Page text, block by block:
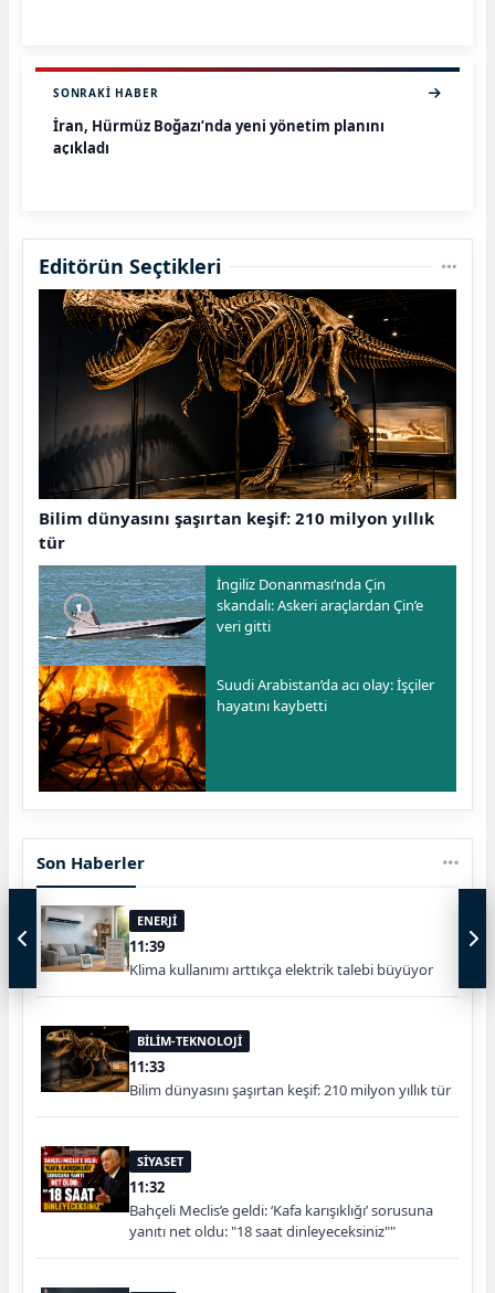
SONRAKI HABER
İran, Hürmüz Boğazı’nda yeni yönetim planını
açıkladı
Editörün Seçtikleri
Bilim dünyasını şaşırtan keşif: 210 milyon yıllık
tür
İngiliz Donanması’nda Çin
skandalı: Askeri araçlardan Çin’e
veri gitti
Suudi Arabistan’da acı olay: İşçiler
hayatını kaybetti
Son Haberler
ENERJİ
11:39
Klima kullanımı arttıkça elektrik talebi büyüyor
BİLİM-TEKNOLOJİ
11:33
Bilim dünyasını şaşırtan keşif: 210 milyon yıllık tür
SİYASET
11:32
Bahçeli Meclis’e geldi: ‘Kafa karışıklığı’ sorusuna
yanıtı net oldu: "18 saat dinleyeceksiniz""